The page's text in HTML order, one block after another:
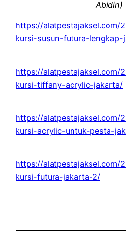
Abidin)
https://alatpestajaksel.com/
kursi-susun-futura-lengkap-
https://alatpestajaksel.com/
kursi-tiffany-acrylic-jakarta/
https://alatpestajaksel.com/
kursi-acrylic-untuk-pesta-
https://alatpestajaksel.com/
kursi-futura-jakarta-2/